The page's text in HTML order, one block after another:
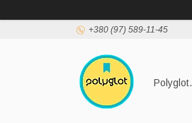
+380 (97) 589-11-45